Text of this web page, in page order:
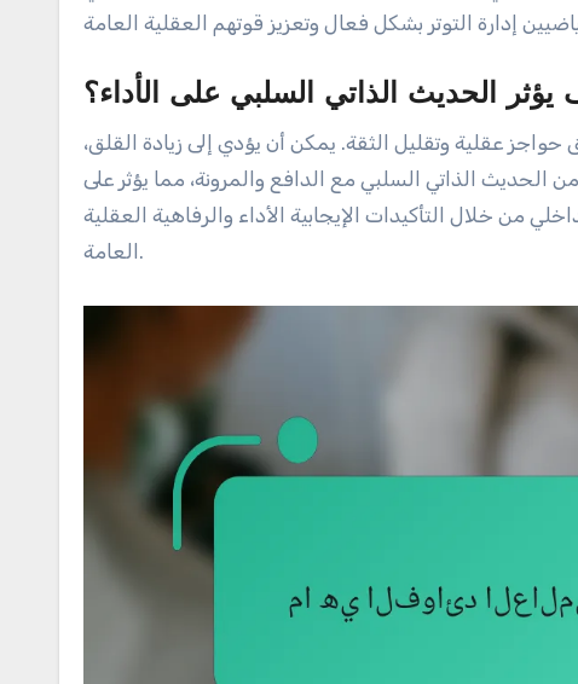
يؤثر الحديث الذاتي السلبي على الأداء؟
عقلية وتقليل الثقة. يمكن أن يؤدي إلى زيادة القلق،
الحديث الذاتي السلبي مع الدافع والمرونة، مما يؤثر على
من خلال التأكيدات الإيجابية الأداء والرفاهية العقلية
العامة.